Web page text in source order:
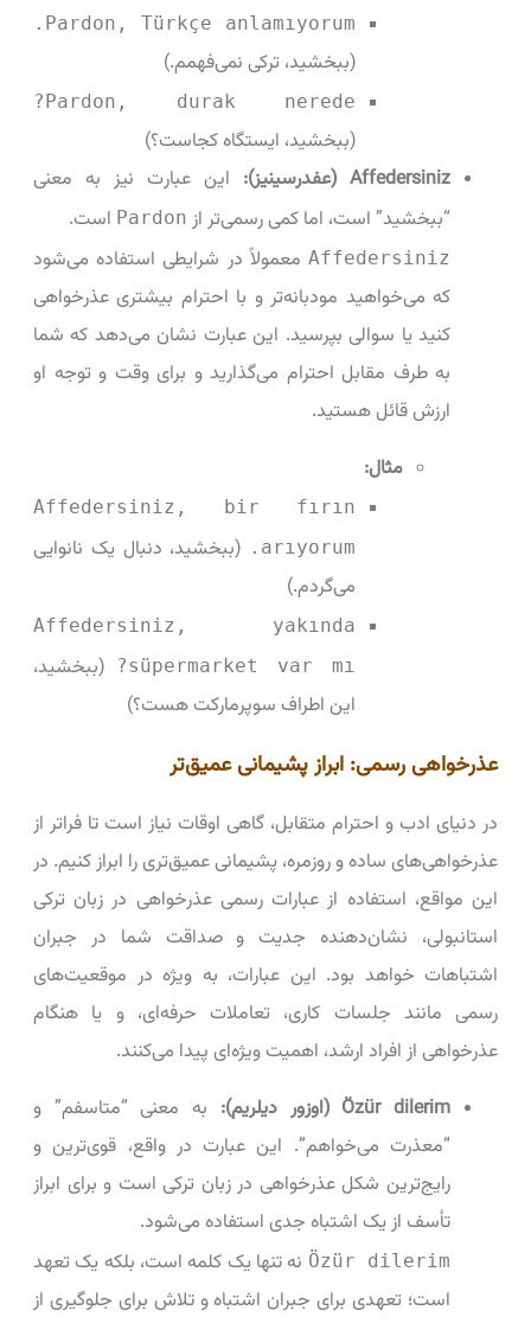
Pardon, Türkçe anlamıyorum.
(ببخشید، ترکی نمی‌فهمم.)
Pardon, durak nerede?
(ببخشید، ایستگاه کجاست؟)
Affedersiniz (عفدرسینیز):
این عبارت نیز به معنی
“ببخشید” است، اما کمی رسمی‌تر از Pardon است.
Affedersiniz معمولاً در شرایطی استفاده می‌شود
که می‌خواهید مودبانه‌تر و با احترام بیشتری عذرخواهی
کنید یا سوالی بپرسید. این عبارت نشان می‌دهد که شما
به طرف مقابل احترام می‌گذارید و برای وقت و توجه او
ارزش قائل هستید.
مثال:
Affedersiniz, bir fırın
arıyorum.
(ببخشید، دنبال یک نانوایی
می‌گردم.)
Affedersiniz, yakında
süpermarket var mı?
(ببخشید،
این اطراف سوپرمارکت هست؟)
عذرخواهی رسمی: ابراز پشیمانی عمیق‌تر
در دنیای ادب و احترام متقابل، گاهی اوقات نیاز است تا فراتر از
عذرخواهی‌های ساده و روزمره، پشیمانی عمیق‌تری را ابراز کنیم. در
این مواقع، استفاده از عبارات رسمی عذرخواهی در زبان ترکی
استانبولی، نشان‌دهنده جدیت و صداقت شما در جبران
اشتباهات خواهد بود. این عبارات، به ویژه در موقعیت‌های
رسمی مانند جلسات کاری، تعاملات حرفه‌ای، و یا هنگام
عذرخواهی از افراد ارشد، اهمیت ویژه‌ای پیدا می‌کنند.
Özür dilerim (اوزور دیلریم):
به معنی “متاسفم” و
“معذرت می‌خواهم”. این عبارت در واقع، قوی‌ترین و
رایج‌ترین شکل عذرخواهی در زبان ترکی است و برای ابراز
تأسف از یک اشتباه جدی استفاده می‌شود.
Özür dilerim نه تنها یک کلمه است، بلکه یک تعهد
است؛ تعهدی برای جبران اشتباه و تلاش برای جلوگیری از